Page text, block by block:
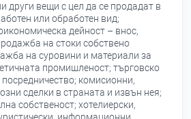
други вещи с цел да се продадат в
или обработен вид;
дейност – внос,
на стоки собствено
на суровини и материали за
промишленост; търговско
комисионни,
сделки в страната и извън нея;
собственост; хотелиерски,